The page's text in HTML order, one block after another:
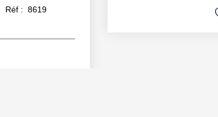
Réf : 8619